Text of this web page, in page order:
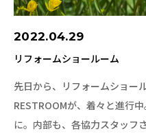
2022.04.29
リフォームショールーム
先日から、リフォームショー
RESTROOMが、着々と進行
に。内部も、各協力スタッフ